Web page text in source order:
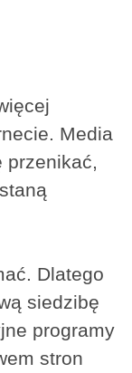
Media
przenikać,
Dlatego
siedzibę
programy
stron